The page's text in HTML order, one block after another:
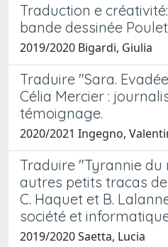
Traduction e
bande dessinée
2019/2020 Bigardi, Giulia
Traduire "Sara.
Célia Mercier :
témoignage.
2020/2021 Ingegno,
Traduire "Tyrannie du
autres petits tracas
C. Haquet et B.
société et
2019/2020 Saetta, Lucia